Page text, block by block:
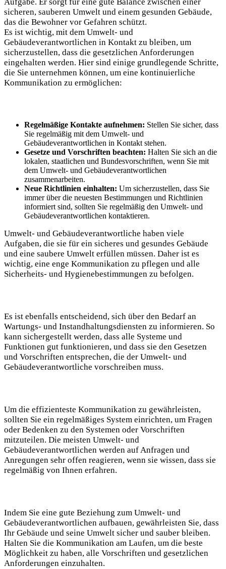
Aufgabe. Er ‍sorgt für eine gute Balance zwischen einer
sicheren, sauberen Umwelt und einem gesunden Gebäude,
das die Bewohner vor Gefahren​ schützt.
Es ⁤ist wichtig, mit dem Umwelt- ⁤und⁤
Gebäudeverantwortlichen in Kontakt zu‍ bleiben, um
sicherzustellen,⁢ dass die gesetzlichen Anforderungen
eingehalten⁢ werden. Hier sind⁣ einige grundlegende Schritte,
die Sie unternehmen⁤ können, um eine ⁤kontinuierliche ​
Kommunikation zu ermöglichen:
Regelmäßige Kontakte ‌aufnehmen: Stellen Sie sicher, dass
Sie⁤ regelmäßig mit ⁣dem Umwelt- und
Gebäudeverantwortlichen in Kontakt stehen.
Gesetze und⁢ Vorschriften beachten: Halten Sie sich an ​die
lokalen, staatlichen und Bundesvorschriften, wenn Sie mit
⁢dem Umwelt- und Gebäudeverantwortlichen
⁣zusammenarbeiten.
Neue ⁤Richtlinien einhalten: Um​ sicherzustellen, dass Sie
immer über die neuesten Bestimmungen und ‌Richtlinien
informiert sind, sollten Sie regelmäßig den⁢ Umwelt-⁤ und
‍Gebäudeverantwortlichen⁤ kontaktieren.
Umwelt- und⁤ Gebäudeverantwortliche haben ​viele
Aufgaben,⁢ die‍ sie für ein sicheres und gesundes Gebäude​
und eine saubere Umwelt⁢ erfüllen müssen. Daher ⁤ist es⁤
wichtig, eine enge Kommunikation ⁤zu pflegen und alle ​
Sicherheits- und Hygienebestimmungen zu befolgen.
Es ist ebenfalls entscheidend, ‌sich über den ⁢Bedarf⁣ an
Wartungs- und Instandhaltungsdiensten zu informieren. So
kann sichergestellt werden, dass alle Systeme und
Funktionen gut funktionieren, und dass sie ‍den Gesetzen
und Vorschriften ⁢entsprechen, die ‍der Umwelt- und⁢
Gebäudeverantwortliche vorschreiben muss.
Um die effizienteste Kommunikation zu gewährleisten, ​
sollten Sie⁢ ein regelmäßiges System einrichten, ​um Fragen
oder Bedenken zu den ‍Systemen ⁣oder‌ Vorschriften
mitzuteilen. Die meisten Umwelt- und
⁤Gebäudeverantwortlichen werden auf Anfragen und
⁢Anregungen sehr offen reagieren, wenn sie wissen, dass sie
⁤regelmäßig von Ihnen erfahren.
Indem Sie eine ‍gute Beziehung zum‍ Umwelt- und
Gebäudeverantwortlichen aufbauen, gewährleisten Sie, dass
‍Ihr Gebäude und seine Umwelt sicher und sauber bleiben.
⁣Halten Sie die Kommunikation am⁣ Laufen, um ​die beste
Möglichkeit zu⁣ haben, ⁤alle Vorschriften und gesetzlichen‍
Anforderungen ⁤einzuhalten.